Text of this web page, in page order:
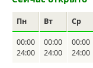
Пн Вт Ср
00:00
24:00
00:00
24:00
00:00
24:00